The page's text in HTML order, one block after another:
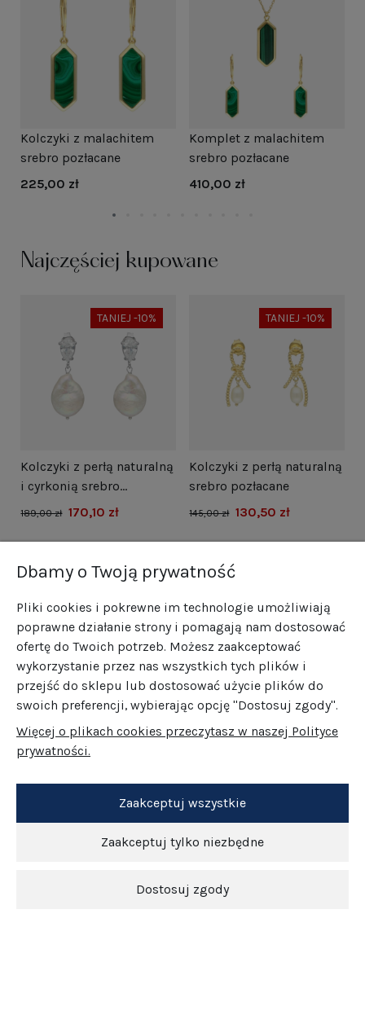
Kolczyki z malachitem
srebro pozłacane
225,00 zł
Komplet z malachitem
srebro pozłacane
410,00 zł
Najczęściej kupowane
TANIEJ -10%
Kolczyki z perłą naturalną
i cyrkonią srebro
rodowane
189,00 zł 170,10 zł
TANIEJ -10%
Kolczyki z perłą naturalną
srebro pozłacane
145,00 zł 130,50 zł
Dbamy o Twoją prywatność
Pliki cookies i pokrewne im technologie umożliwiają
poprawne działanie strony i pomagają nam dostosować
ofertę do Twoich potrzeb. Możesz zaakceptować
wykorzystanie przez nas wszystkich tych plików i
przejść do sklepu lub dostosować użycie plików do
swoich preferencji, wybierając opcję "Dostosuj zgody".
Więcej o plikach cookies przeczytasz w naszej Polityce
prywatności.
Zaakceptuj tylko niezbędne
Dostosuj zgody
Zaakceptuj wszystkie